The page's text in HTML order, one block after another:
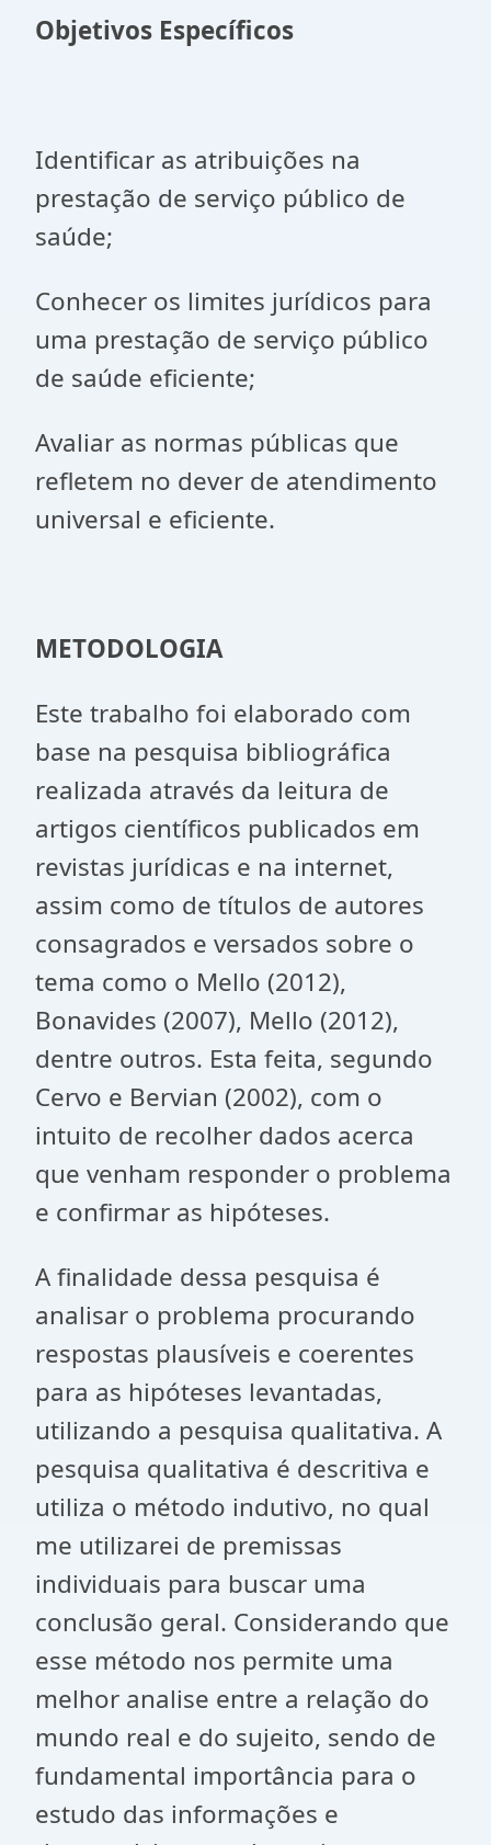
Objetivos Específicos
Identificar as atribuições na
prestação de serviço público de
saúde;
Conhecer os limites jurídicos para
uma prestação de serviço público
de saúde eficiente;
Avaliar as normas públicas que
refletem no dever de atendimento
universal e eficiente.
METODOLOGIA
Este trabalho foi elaborado com
base na pesquisa bibliográfica
realizada através da leitura de
artigos científicos publicados em
revistas jurídicas e na internet,
assim como de títulos de autores
consagrados e versados sobre o
tema como o Mello (2012),
Bonavides (2007), Mello (2012),
dentre outros. Esta feita, segundo
Cervo e Bervian (2002), com o
intuito de recolher dados acerca
que venham responder o problema
e confirmar as hipóteses.
A finalidade dessa pesquisa é
analisar o problema procurando
respostas plausíveis e coerentes
para as hipóteses levantadas,
utilizando a pesquisa qualitativa. A
pesquisa qualitativa é descritiva e
utiliza o método indutivo, no qual
me utilizarei de premissas
individuais para buscar uma
conclusão geral. Considerando que
esse método nos permite uma
melhor analise entre a relação do
mundo real e do sujeito, sendo de
fundamental importância para o
estudo das informações e